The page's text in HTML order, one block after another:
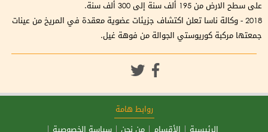
على سطح الارض من 195 ألف سنة إلى 300 ألف سنة.
2018 - وكالة ناسا تعلن اكتشاف جزيئات عضوية معقدة في المريخ من عينات
جمعتها مركبة كوريوستي الجوالة من فوهة غيل.
روابط هامة
الرئيسية
الأقسام من نحن سياسة الخصوصية